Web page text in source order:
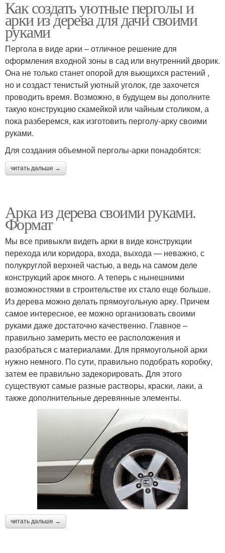
Как создать уютные перголы и
арки из дерева для дачи своими
руками
Пергола в виде арки – отличное решение для
оформления входной зоны в сад или внутренний дворик.
Она не только станет опорой для вьющихся растений ,
но и создаст тенистый уютный уголок, где захочется
проводить время. Возможно, в будущем вы дополните
такую конструкцию скамейкой или чайным столиком, а
пока разберемся, как изготовить перголу-арку своими
руками.
Для создания объемной перголы-арки понадобятся:
читать дальше →
Арка из дерева своими руками.
Формат
Мы все привыкли видеть арки в виде конструкции
перехода или коридора, входа, выхода — неважно, с
полукруглой верхней частью, а ведь на самом деле
конструкций арок много. А теперь с нынешними
возможностями в строительстве их стало еще больше.
Из дерева можно делать прямоугольную арку. Причем
самое интересное, ее можно организовать своими
руками даже достаточно качественно. Главное –
правильно замерить место ее расположения и
разобраться с материалами. Для прямоугольной арки
нужно немного. По сути, правильно подобрать коробку,
затем ее правильно задекорировать. Для этого
существуют самые разные растворы, краски, лаки, а
также дополнительные деревянные элементы.
читать дальше →